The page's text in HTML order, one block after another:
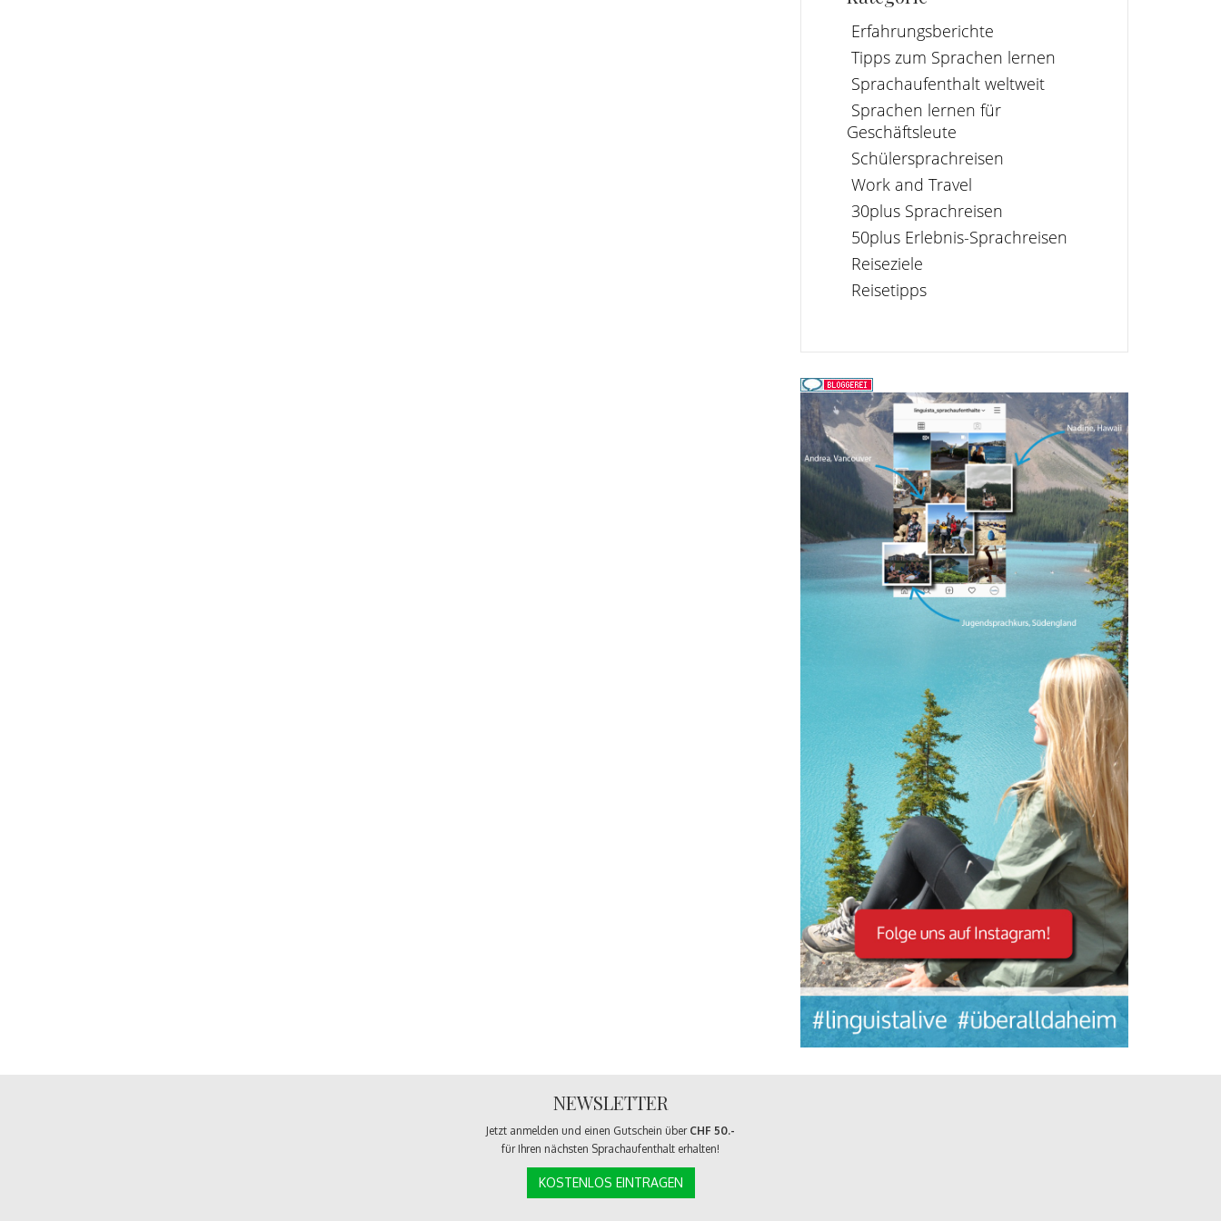
Erfahrungsberichte
Tipps zum Sprachen lernen
Sprachaufenthalt weltweit
Sprachen lernen für
Geschäftsleute
Schülersprachreisen
Work and Travel
30plus Sprachreisen
50plus Erlebnis-Sprachreisen
Reiseziele
Reisetipps
NEWSLETTER
Jetzt anmelden und einen Gutschein über CHF 50.-
für Ihren nächsten Sprachaufenthalt erhalten!
KOSTENLOS EINTRAGEN